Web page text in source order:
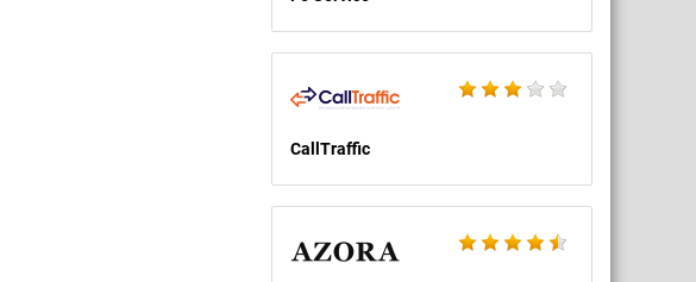
CallTraffic